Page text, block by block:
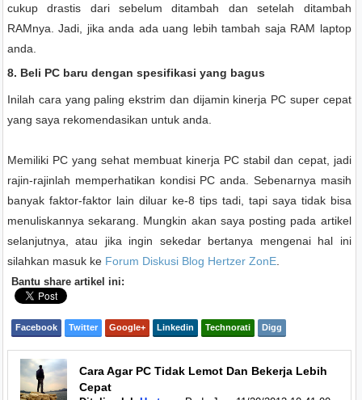
cukup drastis dari sebelum ditambah dan setelah ditambah
RAMnya. Jadi, jika anda ada uang lebih tambah saja RAM laptop
anda.
8. Beli PC baru dengan spesifikasi yang bagus
Inilah cara yang paling ekstrim dan dijamin kinerja PC super cepat
yang saya rekomendasikan untuk anda.
Memiliki PC yang sehat membuat kinerja PC stabil dan cepat, jadi
rajin-rajinlah memperhatikan kondisi PC anda. Sebenarnya masih
banyak faktor-faktor lain diluar ke-8 tips tadi, tapi saya tidak bisa
menuliskannya sekarang. Mungkin akan saya posting pada artikel
selanjutnya, atau jika ingin sekedar bertanya mengenai hal ini
silahkan masuk ke Forum Diskusi Blog Hertzer ZonE
Bantu share artikel ini:
Facebook Twitter Google+ Linkedin Technorati Digg
Cara Agar PC Tidak Lemot Dan Bekerja Lebih
Cepat